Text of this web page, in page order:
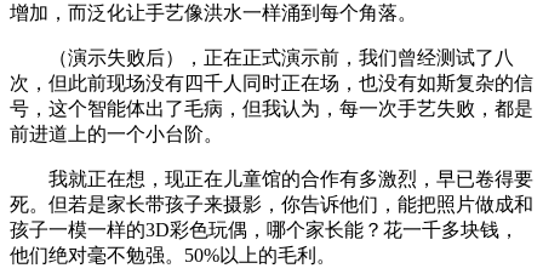
增加，而泛化让手艺像洪水一样涌到每个角落。
（演示失败后），正在正式演示前，我们曾经测试了八
次，但此前现场没有四千人同时正在场，也没有如斯复杂的信
号，这个智能体出了毛病，但我认为，每一次手艺失败，都是
前进道上的一个小台阶。
我就正在想，现正在儿童馆的合作有多激烈，早已卷得要
死。但若是家长带孩子来摄影，你告诉他们，能把照片做成和
孩子一模一样的3D彩色玩偶，哪个家长能？花一千多块钱，
他们绝对毫不勉强。50%以上的毛利。